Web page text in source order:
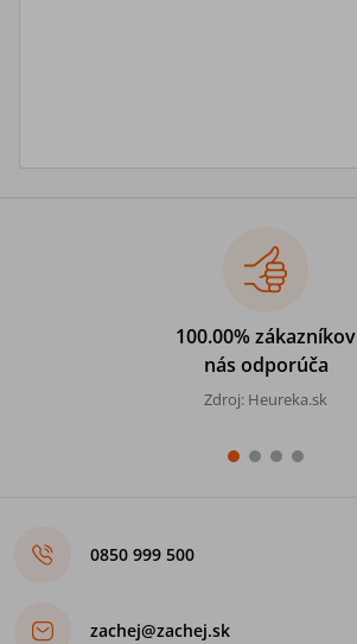
100.00% zákazníkov
nás odporúča
Zdroj: Heureka.sk
0850 999 500
zachej@zachej.sk